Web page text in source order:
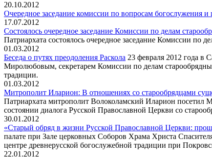
20.10.2012
Очередное заседание комиссии по вопросам богослужения
17.07.2012
Cостоялось очередное заседание Комиссии по делам
Патриархата состоялось очередное заседание Комиссии по
01.03.2012
Беседа о путях преодоления Раскола 23 февраля 2012 года в
Миролюбовым, секретарем Комиссии по делам
традиции.
01.03.2012
Митрополит Иларион: В отношениях со старообрядцами
Патриархата митрополит Волоколамский Иларион посетил
состоянии диалога Русской Православной Церкви со
30.01.2012
«Старый обряд в жизни Русской Православной Церкви:
палате при Зале церковных Соборов Храма Христа
центре древнерусской богослужебной традиции при
22.01.2012